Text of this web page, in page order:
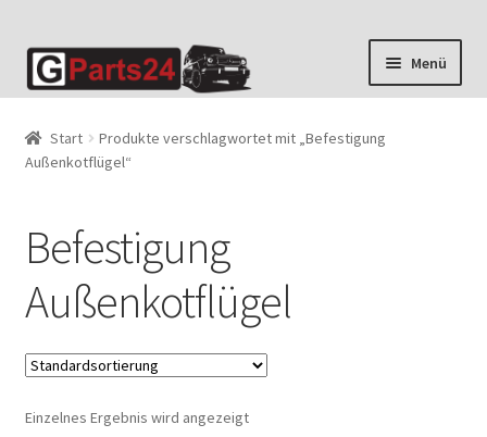
Zur
Navigation
Zum
Inhalt
Menü
Start
Produkte verschlagwortet mit „Befestigung
Außenkotflügel“
Befestigung
Außenkotflügel
Einzelnes Ergebnis wird angezeigt